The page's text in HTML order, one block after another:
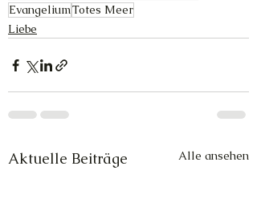
EvangeliumTotes Meer
Liebe
Aktuelle Beiträge Alle ansehen